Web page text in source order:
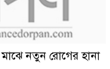
নতুন রোগের হানা